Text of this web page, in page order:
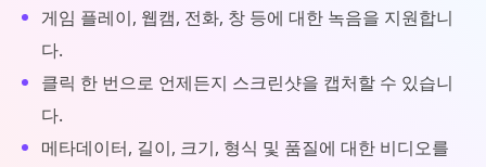
게임 플레이, 웹캠, 전화, 창 등에 대한 녹음을 지원합니
다.
클릭 한 번으로 언제든지 스크린샷을 캡처할 수 있습니
다.
메타데이터, 길이, 크기, 형식 및 품질에 대한 비디오를